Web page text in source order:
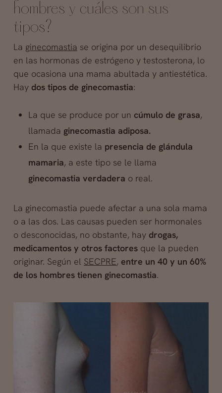
hombres y cuáles son sus
tipos?
La ginecomastia se origina por un desequilibrio
en las hormonas de estrógeno y testosterona, lo
que ocasiona una mama abultada y antiestética.
Hay dos tipos de ginecomastia:
La que se produce por un cúmulo de grasa,
llamada ginecomastia adiposa.
En la que existe la presencia de glándula
mamaria, a este tipo se le llama
ginecomastia verdadera o real.
La ginecomastia puede afectar a una sola mama
o a las dos. Las causas pueden ser hormonales
o desconocidas, no obstante, hay drogas,
medicamentos y otros factoresque la pueden
originar. Según el SECPRE, entre un 40 y un 60%
de los hombres tienen ginecomastia.